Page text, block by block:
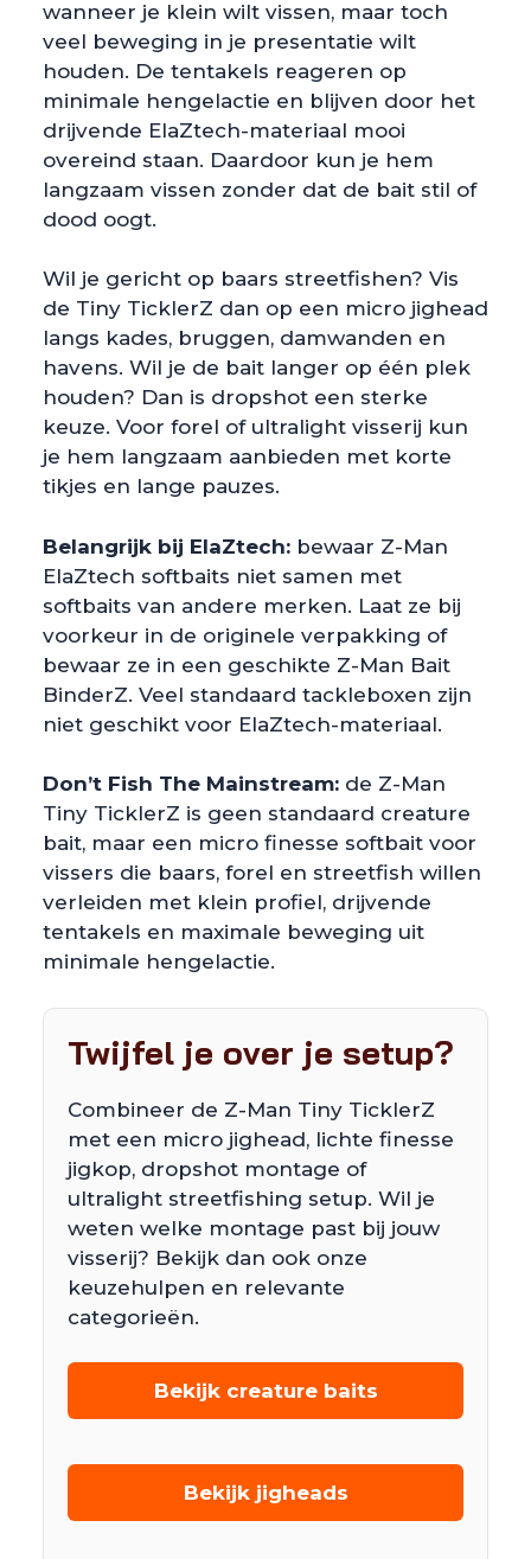
wanneer je klein wilt vissen, maar toch
veel beweging in je presentatie wilt
houden. De tentakels reageren op
minimale hengelactie en blijven door het
drijvende ElaZtech-materiaal mooi
overeind staan. Daardoor kun je hem
langzaam vissen zonder dat de bait stil of
dood oogt.
Wil je gericht op baars streetfishen? Vis
de Tiny TicklerZ dan op een micro jighead
langs kades, bruggen, damwanden en
havens. Wil je de bait langer op één plek
houden? Dan is dropshot een sterke
keuze. Voor forel of ultralight visserij kun
je hem langzaam aanbieden met korte
tikjes en lange pauzes.
Belangrijk bij ElaZtech: bewaar Z-Man
ElaZtech softbaits niet samen met
softbaits van andere merken. Laat ze bij
voorkeur in de originele verpakking of
bewaar ze in een geschikte Z-Man Bait
BinderZ. Veel standaard tackleboxen zijn
niet geschikt voor ElaZtech-materiaal.
Don’t Fish The Mainstream: de Z-Man
Tiny TicklerZ is geen standaard creature
bait, maar een micro finesse softbait voor
vissers die baars, forel en streetfish willen
verleiden met klein profiel, drijvende
tentakels en maximale beweging uit
minimale hengelactie.
Twijfel je over je setup?
Combineer de Z-Man Tiny TicklerZ
met een micro jighead, lichte finesse
jigkop, dropshot montage of
ultralight streetfishing setup. Wil je
weten welke montage past bij jouw
visserij? Bekijk dan ook onze
keuzehulpen en relevante
categorieën.
Bekijk creature baits
Bekijk jigheads